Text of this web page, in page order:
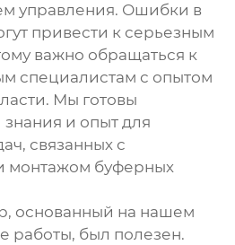
управления. Ошибки в
привести к серьезным
важно обращаться к
специалистам с опытом
Мы готовы
и опыт для
связанных с
монтажом буферных
основанный на нашем
работы, был полезен.